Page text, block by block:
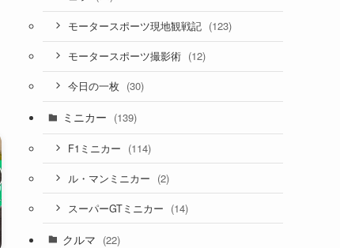
モータースポーツ現地観戦記 (123)
モータースポーツ撮影術 (12)
今日の一枚 (30)
ミニカー (139)
F1ミニカー (114)
ル・マンミニカー (2)
スーパーGTミニカー (14)
クルマ (22)